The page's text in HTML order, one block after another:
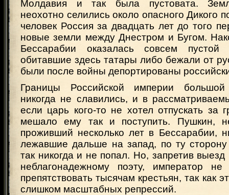
Молдавия и так была пустовата.
неохотно селились около опасного Дикого
человек Россия за двадцать лет до того
новые земли между Днестром и Бугом.
Бессарабии оказалась совсем
обитавшие здесь татары либо бежали от
были после войны депортированы
Границы Российской империи большой
никогда не славились, и в
если царь кого-то не хотел отпускать за
мешало ему так и поступить. Пушкин,
проживший несколько лет в Бессарабии,
лежавшие дальше на запад, по ту сторону
так никогда и не попал. Но, запретив
неблагонадежному поэту, император
препятствовать тысячам крестьян, так как
слишком масштабных репрессий.